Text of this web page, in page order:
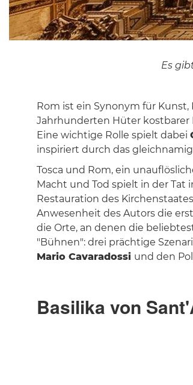
Es
Rom ist ein Synonym für
Jahrhunderten Hüter kostbarer
Eine wichtige Rolle spielt dabei
inspiriert durch das
Tosca und Rom, ein
Macht und Tod spielt in der Tat
Restauration des
Anwesenheit des Autors die
die Orte, an denen die
"Bühnen": drei prächtige
Mario Cavaradossi und den
Basilika von